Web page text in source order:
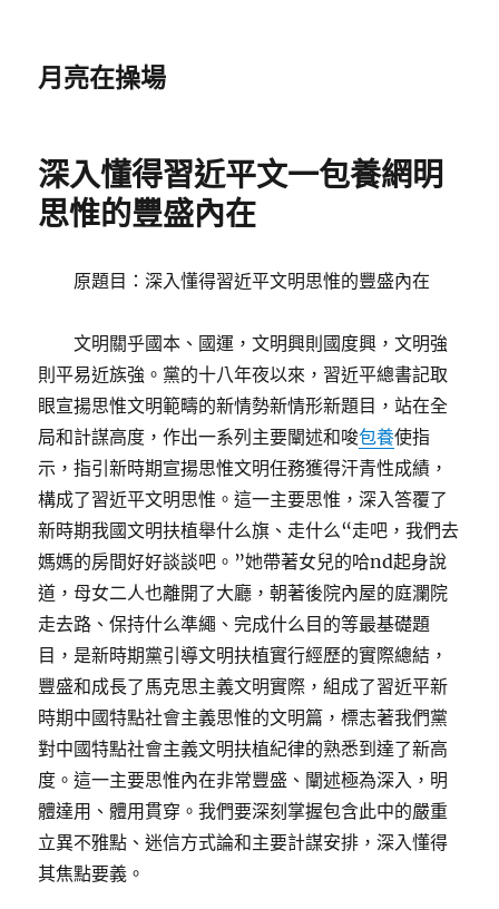
月亮在操場
深入懂得習近平文一包養網明
思惟的豐盛內在
原題目：深入懂得習近平文明思惟的豐盛內在
文明關乎國本、國運，文明興則國度興，文明強
則平易近族強。黨的十八年夜以來，習近平總書記取
眼宣揚思惟文明範疇的新情勢新情形新題目，站在全
局和計謀高度，作出一系列主要闡述和唆包養使指
示，指引新時期宣揚思惟文明任務獲得汗青性成績，
構成了習近平文明思惟。這一主要思惟，深入答覆了
新時期我國文明扶植舉什么旗、走什么“走吧，我們去
媽媽的房間好好談談吧。”她帶著女兒的哈nd起身說
道，母女二人也離開了大廳，朝著後院內屋的庭瀾院
走去路、保持什么準繩、完成什么目的等最基礎題
目，是新時期黨引導文明扶植實行經歷的實際總結，
豐盛和成長了馬克思主義文明實際，組成了習近平新
時期中國特點社會主義思惟的文明篇，標志著我們黨
對中國特點社會主義文明扶植紀律的熟悉到達了新高
度。這一主要思惟內在非常豐盛、闡述極為深入，明
體達用、體用貫穿。我們要深刻掌握包含此中的嚴重
立異不雅點、迷信方式論和主要計謀安排，深入懂得
其焦點要義。